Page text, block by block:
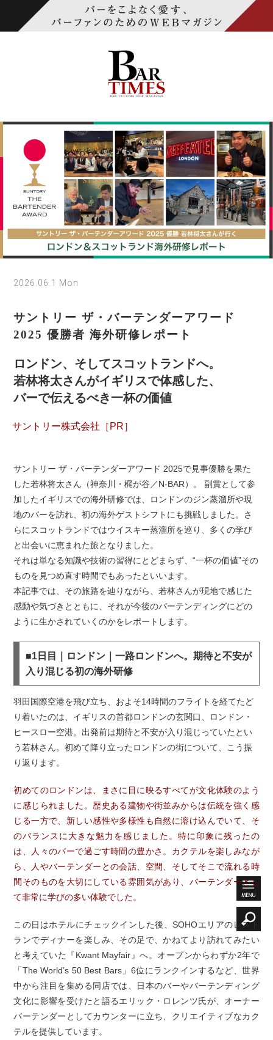
2026.06.1 Mon
サントリー ザ・バーテンダーアワード
2025 優勝者 海外研修レポート
ロンドン、そしてスコットランドへ。
若林将太さんがイギリスで体感した、
バーで伝えるべき一杯の価値
サントリー株式会社［PR］
サントリー ザ・バーテンダーアワード 2025で見事優勝を果た
した若林将太さん（神奈川・梶が谷／N-BAR）。 副賞として参
加したイギリスでの海外研修では、ロンドンのジン蒸溜所や現
地のバーを訪れ、初の海外ゲストシフトにも挑戦しました。さ
らにスコットランドではウイスキー蒸溜所を巡り、多くの学び
と出会いに恵まれた旅となりました。
それは単なる知識や技術の習得にとどまらず、“一杯の価値”その
ものを見つめ直す時間でもあったといいます。
本記事では、その旅路を辿りながら、若林さんが現地で感じた
感動や気づきとともに、それが今後のバーテンディングにどの
ように生かされていくのかをレポートします。
■1日目｜ロンドン｜一路ロンドンへ。期待と不安が
入り混じる初の海外研修
羽田国際空港を飛び立ち、およそ14時間のフライトを経てたど
り着いたのは、イギリスの首都ロンドンの玄関口、ロンドン・
ヒースロー空港。出発前は期待と不安が入り混じっていたとい
う若林さん。初めて降り立ったロンドンの街について、こう振
り返ります。
初めてのロンドンは、まさに目に映るすべてが文化体験のよう
に感じられました。歴史ある建物や街並みからは伝統を強く感
じる一方で、新しい感性や多様性も自然に溶け込んでいて、そ
のバランスに大きな魅力を感じました。特に印象に残ったの
は、人々のバーで過ごす時間の豊かさ。カクテルを楽しみなが
ら、人やバーテンダーとの会話、空間、そしてそこで流れる時
間そのものを大切にしている雰囲気があり、バーテンダーとし
て非常に学びの多い体験でした。
この日はホテルにチェックインした後、SOHOエリアのレスト
ランでディナーを楽しみ、その足で、かねてより訪れてみたい
と考えていた『Kwant Mayfair』へ。オープンからわずか2年で
「The World’s 50 Best Bars」6位にランクインするなど、世界
中から注目を集める同店では、日本のバーやバーテンディング
文化に影響を受けたと語るエリック・ロレンツ氏が、オーナー
バーテンダーとしてカウンターに立ち、クリエイティブなカク
テルを提供しています。